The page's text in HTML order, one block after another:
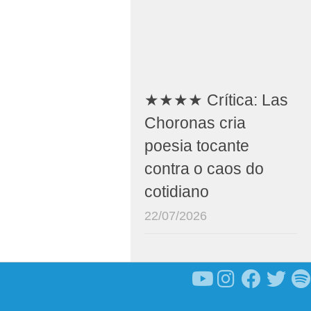
★★★★ Crítica: Las
Choronas cria
poesia tocante
contra o caos do
cotidiano
22/07/2026